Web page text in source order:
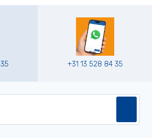
+31 13 528 84 35